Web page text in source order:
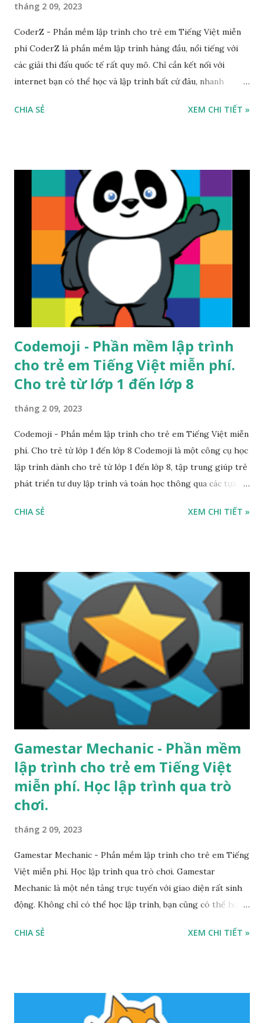
tháng 2 09, 2023
CoderZ - Phần mềm lập trình cho trẻ em Tiếng Việt miễn
phí CoderZ là phần mềm lập trình hàng đầu, nổi tiếng với
các giải thi đấu quốc tế rất quy mô. Chỉ cần kết nối với
internet bạn có thể học và lập trình bất cứ đâu, nhanh
cỡ. CoderZ Đặc điểm nổi bật: Có các giải thi đấu quốc tế Hỗ
Kids - Piano Cat and Dog là ứng dụng miễn phí dành cho
trẻ em. Trẻ em có thể học và chơi nhạc cụ thông qua ứng
dụng này. Bao gồm các loại nhạc cụ phù hợp với trẻ em:
Piano với tiếng động vật và nhiều bài hát cho trẻ em...
CHIA SẺ XEM CHI TIẾT »
Codemoji - Phần mềm lập trình
cho trẻ em Tiếng Việt miễn phí.
Cho trẻ từ lớp 1 đến lớp 8
tháng 2 09, 2023
Codemoji - Phần mềm lập trình cho trẻ em Tiếng Việt miễn
phí. Cho trẻ từ lớp 1 đến lớp 8 Codemoji là một công cụ học
lập trình dành cho trẻ từ lớp 1 đến lớp 8, tập trung giúp trẻ
phát triển tư duy lập trình và toán học thông qua các tựa
offline từ các giảng viên uy tín. Codemoji Đặc điểm nổi bật:
nhất cho trẻ em - Được giáo viên Google khuyên dùng
Piano Kids - Piano Cat and Dog là ứng dụng miễn phí dành
cho trẻ em. Trẻ em có thể học và chơi nhạc cụ thông qua
ứng dụng này. Bao gồm các loại nhạc cụ phù hợp với trẻ em:
Piano với tiếng động vật và nhiều bài hát cho trẻ em...
CHIA SẺ XEM CHI TIẾT »
Gamestar Mechanic - Phần mềm
lập trình cho trẻ em Tiếng Việt
miễn phí. Học lập trình qua trò
chơi.
tháng 2 09, 2023
Gamestar Mechanic - Phần mềm lập trình cho trẻ em Tiếng
Việt miễn phí. Học lập trình qua trò chơi. Gamestar
Mechanic là một nền tảng trực tuyến với giao diện rất sinh
động. Không chỉ có thể học lập trình, bạn cũng có thể học
mà trang web cung cấp. Gamestar Mechanic Đặc điểm nổi
khuyên dùng Piano Kids - Piano Cat and Dog là ứng dụng
miễn phí dành cho trẻ em. Trẻ em có thể học và chơi nhạc
CHIA SẺ XEM CHI TIẾT »